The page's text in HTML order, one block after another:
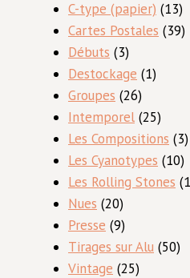
C-type (papier) 1313
Cartes Postales 3939
Débuts 33
produits
Destockage 11
Groupes 2626
produits
Intemporel 2525
Les Compositions 33
Les Cyanotypes 1010
Les Rolling Stones
Nues 2020
produits
Presse 99
produits
Tirages sur Alu 5050
Vintage 2525